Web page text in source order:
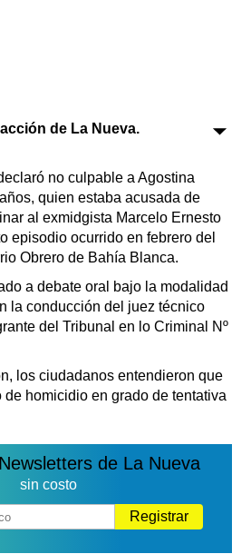
de La Nueva.
no culpable a Agostina
quien estaba acusada de
al exmidgista Marcelo Ernesto
episodio ocurrido en febrero del
Obrero de Bahía Blanca.
a debate oral bajo la modalidad
la conducción del juez técnico
del Tribunal en lo Criminal Nº
los ciudadanos entendieron que
de homicidio en grado de tentativa
de La Nueva
sin costo
Registrar